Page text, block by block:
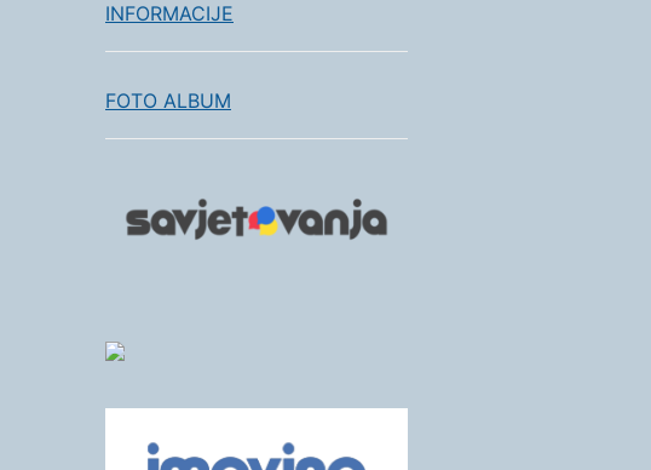
INFORMACIJE
FOTO ALBUM